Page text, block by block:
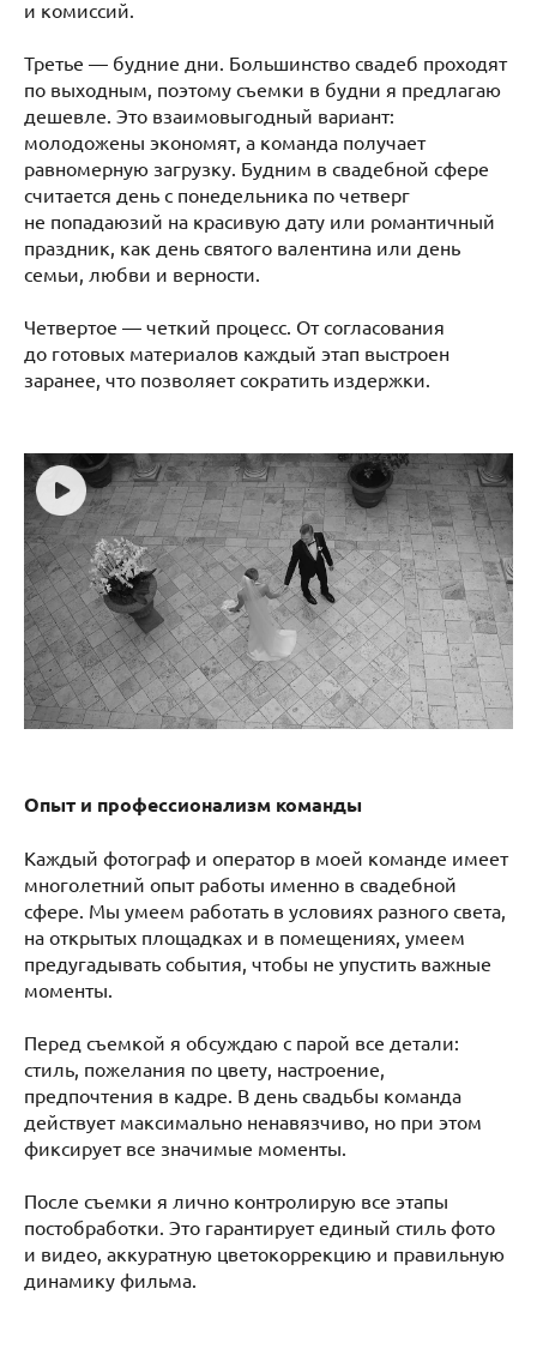
и комиссий.
Третье — будние дни. Большинство свадеб проходят
по выходным, поэтому съемки в будни я предлагаю
дешевле. Это взаимовыгодный вариант:
молодожены экономят, а команда получает
равномерную загрузку. Будним в свадебной сфере
считается день с понедельника по четверг
не попадаюзий на красивую дату или романтичный
праздник, как день святого валентина или день
семьи, любви и верности.
Четвертое — четкий процесс. От согласования
до готовых материалов каждый этап выстроен
заранее, что позволяет сократить издержки.
Опыт и профессионализм команды
Каждый фотограф и оператор в моей команде имеет
многолетний опыт работы именно в свадебной
сфере. Мы умеем работать в условиях разного света,
на открытых площадках и в помещениях, умеем
предугадывать события, чтобы не упустить важные
моменты.
Перед съемкой я обсуждаю с парой все детали:
стиль, пожелания по цвету, настроение,
предпочтения в кадре. В день свадьбы команда
действует максимально ненавязчиво, но при этом
фиксирует все значимые моменты.
После съемки я лично контролирую все этапы
постобработки. Это гарантирует единый стиль фото
и видео, аккуратную цветокоррекцию и правильную
динамику фильма.